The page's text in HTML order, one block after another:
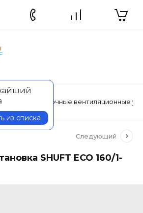
из списка
Моноблочные вентиляционные
Следующий
SHUFT ECO 160/1-